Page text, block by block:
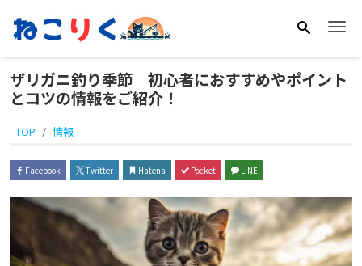
ザリガニ釣り季節 初心者におすすめやポイント
とコツの情報をご紹介！
TOP 情報
Facebook Twitter Hatena Pocket LINE